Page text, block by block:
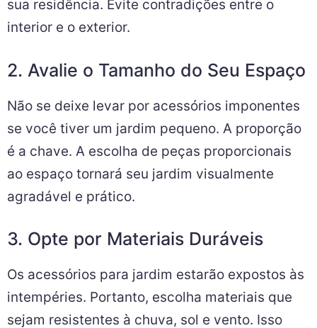
sua residência. Evite contradições entre o
interior e o exterior.
2. Avalie o Tamanho do Seu Espaço
Não se deixe levar por acessórios imponentes
se você tiver um jardim pequeno. A proporção
é a chave. A escolha de peças proporcionais
ao espaço tornará seu jardim visualmente
agradável e prático.
3. Opte por Materiais Duráveis
Os acessórios para jardim estarão expostos às
intempéries. Portanto, escolha materiais que
sejam resistentes à chuva, sol e vento. Isso